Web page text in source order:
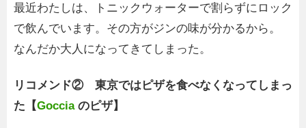
最近わたしは、トニックウォーターで割らずにロック
で飲んでいます。その方がジンの味が分かるから。
なんだか大人になってきてしまった。
リコメンド② 東京ではピザを食べなくなってしまっ
た【Gocciaのピザ】